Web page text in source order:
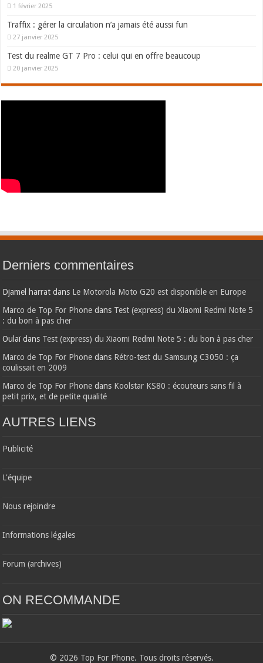
1 février 2025
Traffix : gérer la circulation n’a jamais été aussi fun
27 janvier 2025
Test du realme GT 7 Pro : celui qui en offre beaucoup
20 janvier 2025
Derniers commentaires
Djamel harrat dans Le Motorola Moto G20 est disponible en Europe
Marco de Top For Phone dans Test (express) du Xiaomi Redmi Note 5
: du bon à pas cher
Oulaïdans Test (express) du Xiaomi Redmi Note 5 : du bon à pas cher
Marco de Top For Phone dans Rétro-test du Samsung C3050 : ça
coulissait en 2009
Marco de Top For Phone dans Koolstar KS80 : écouteurs sans fil à
petit prix, et de petite qualité
AUTRES LIENS
Publicité
L'équipe
Nous rejoindre
Informations légales
Forum (archives)
ON RECOMMANDE
© 2026 Top For Phone. Tous droits réservés.